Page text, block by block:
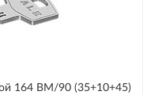
164 BM/90 (35+10+45)